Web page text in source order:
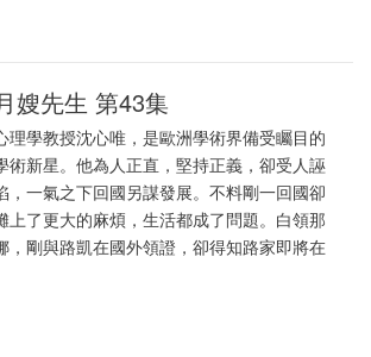
嫂先生 第43集
理學教授沈心唯，是歐洲學術界備受矚目的
術新星。他為人正直，堅持正義，卻受人誣
，一氣之下回國另謀發展。不料剛一回國卻
上了更大的麻煩，生活都成了問題。白領那
，剛與路凱在國外領證，卻得知路家即將在